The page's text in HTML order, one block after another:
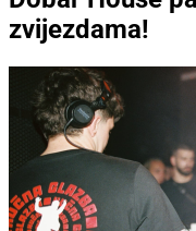
zvijezdama!